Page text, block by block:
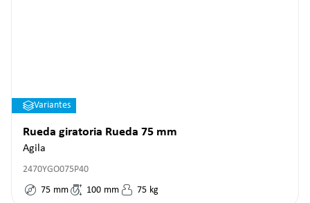
Variantes
Rueda giratoria Rueda 75 mm
Agila
2470YGO075P40
75 mm 100 mm 75 kg